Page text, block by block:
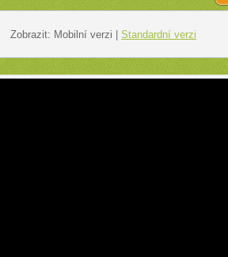
Zobrazit: Mobilní verzi Standardní verzi